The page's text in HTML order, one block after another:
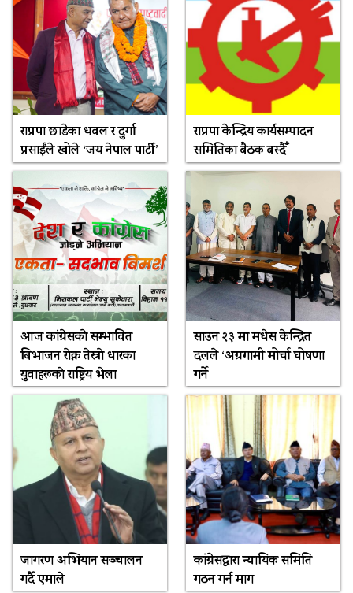
राप्रपा छाडेका धवल र दुर्गा
प्रसाईंले खोले ‘जय नेपाल पार्टी’
राप्रपा केन्द्रिय कार्यसम्पादन
समितिका बैठक बस्दैँ
आज कांग्रेसकाे सम्भावित
बिभाजन राेक्न तेस्राे धारका
युवाहरूकाे राष्ट्रिय भेला
साउन २३ मा मधेस केन्द्रित
दलले ‘अग्रगामी मोर्चा घोषणा
गर्ने
जागरण अभियान सञ्चालन
गर्दै एमाले
कांग्रेसद्वारा न्यायिक समिति
गठन गर्न माग